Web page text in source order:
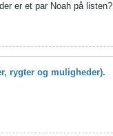
er et par Noah på listen?
rygter og muligheder).